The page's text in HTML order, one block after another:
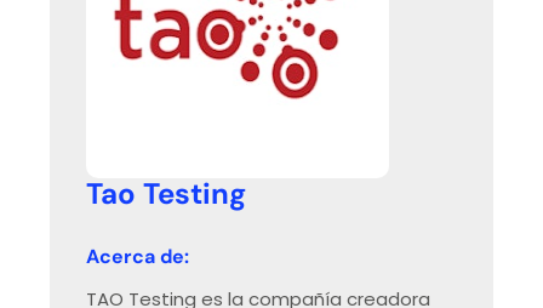
Tao Testing
Acerca de:
TAO Testing es la compañía creadora